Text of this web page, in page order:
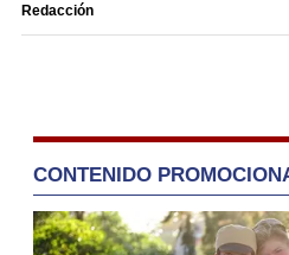
Redacción
CONTENIDO